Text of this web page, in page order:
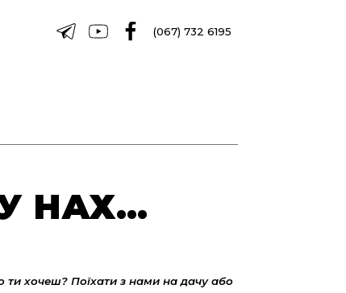
(067) 732 6195
НАХ…
ти хочеш? Поїхати з нами на дачу або